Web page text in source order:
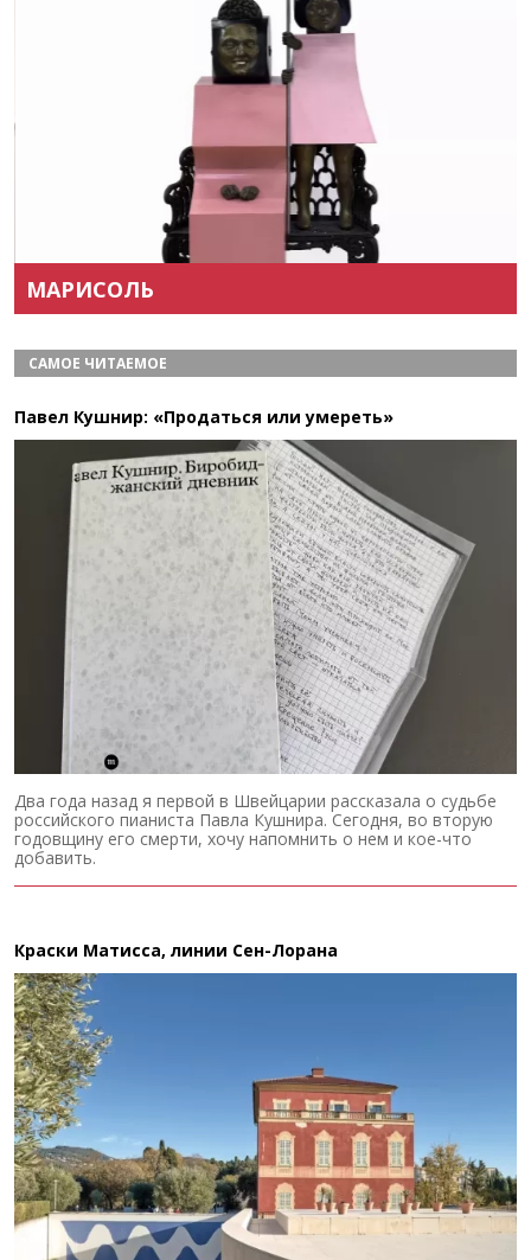
МАРИСОЛЬ
САМОЕ ЧИТАЕМОЕ
Павел Кушнир: «Продаться или умереть»
Два года назад я первой в Швейцарии рассказала о судьбе
российского пианиста Павла Кушнира. Сегодня, во вторую
годовщину его смерти, хочу напомнить о нем и кое-что
добавить.
Краски Матисса, линии Сен-Лорана